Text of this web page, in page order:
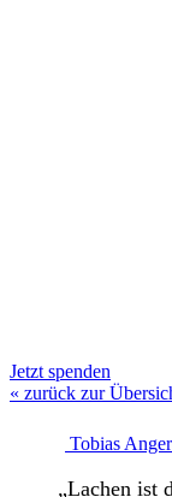
Jetzt spenden
« zurück zur
Tobias
„Lachen ist